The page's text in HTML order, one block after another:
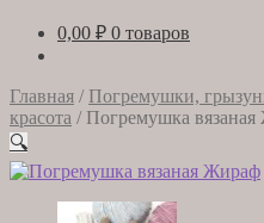
0,00 ₽ 0 товаров
Главная / Погремушки,
красота / Погремушка
🔍